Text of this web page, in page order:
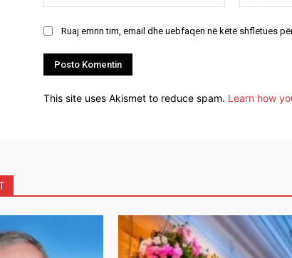
Ruaj emrin tim, email dhe uebfaqen në këtë shfletues
This site uses Akismet to reduce spam. Learn how